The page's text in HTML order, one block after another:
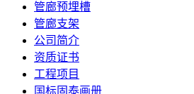
管廊预埋槽
管廊支架
公司简介
资质证书
工程项目
国标固泰画册